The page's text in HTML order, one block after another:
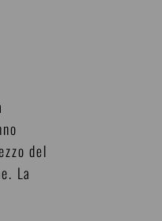
del
La